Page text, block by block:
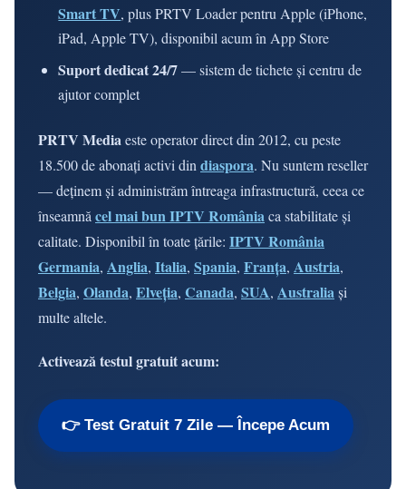
Smart TV, plus PRTV Loader pentru Apple (iPhone,
iPad, Apple TV), disponibil acum în App Store
Suport dedicat 24/7— sistem de tichete și centru de
ajutor complet
PRTV Mediaeste operator direct din 2012, cu peste
18.500 de abonați activi din diaspora. Nu suntem reseller
— deținem și administrăm întreaga infrastructură, ceea ce
înseamnă cel mai bun IPTV Româniaca stabilitate și
calitate. Disponibil în toate țările: IPTV România
Germania, Anglia, Italia, Spania, Franța, Austria,
Belgia, Olanda, Elveția, Canada, SUA, Australiași
multe altele.
Activează testul gratuit acum:
👉 Test Gratuit 7 Zile — Începe Acum